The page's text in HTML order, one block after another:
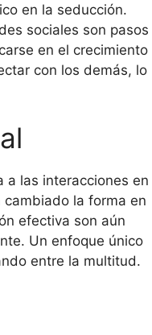
en la seducción.
sociales son pasos
en el crecimiento
con los demás, lo
a las interacciones en
la forma en
efectiva son aún
Un enfoque único
entre la multitud.